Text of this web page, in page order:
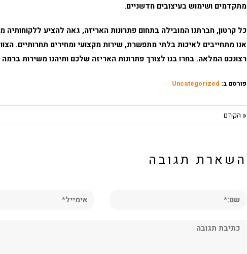
מתקדמים ושימוש בעיצובים חדשניים.
כל קרטון, חברתנו המובילה בתחום פתרונות האריזה, גאה להציע ללקוחותיה
אנו מתחייבים לאיכות בלתי מתפשרת, שירות מקצועי ומחירים תחרותיים.
רצונכם המלאה. בחרו בנו לצורך פתרונות האריזה שלכם ותיהנו משירות ברמה
פורסם ב: Uncategorized
« הקודם
השארת תגובה